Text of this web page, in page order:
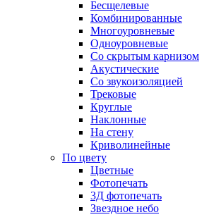
Бесщелевые
Комбинированные
Многоуровневые
Одноуровневые
Со скрытым карнизом
Акустические
Со звукоизоляцией
Трековые
Круглые
Наклонные
На стену
Криволинейные
По цвету
Цветные
Фотопечать
3Д фотопечать
Звездное небо